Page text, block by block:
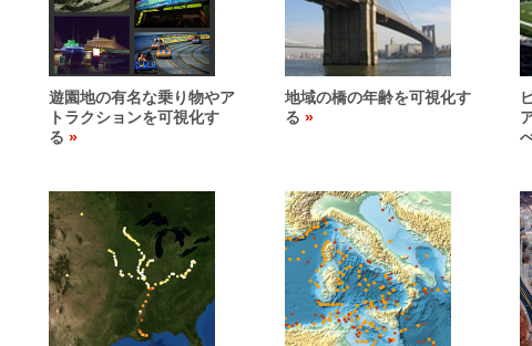
遊園地の有名な乗り物やア
トラクションを可視化す
る
地域の橋の年齢を可視化す
る